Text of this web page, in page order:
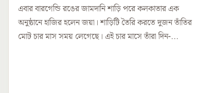
এবার বারগেন্ডি রঙের জামদানি শাড়ি পরে কলকাতার এক
অনুষ্ঠানে হাজির হলেন জয়া। শাড়িটি তৈরি করতে দুজন তাঁতির
মোট চার মাস সময় লেগেছে। এই চার মাসে তাঁরা দিন-...